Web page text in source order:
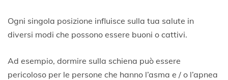
Ogni singola posizione influisce sulla tua salute in
diversi modi che possono essere buoni o cattivi.
Ad esempio, dormire sulla schiena può essere
pericoloso per le persone che hanno l’asma e / o l’apnea